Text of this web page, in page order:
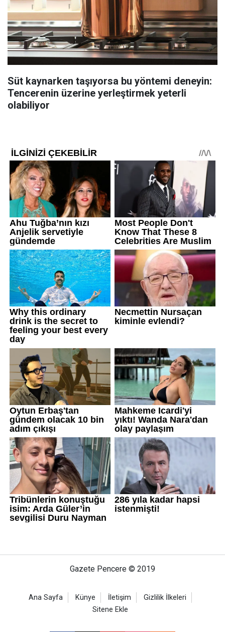
Süt kaynarken taşıyorsa bu yöntemi deneyin:
Tencerenin üzerine yerleştirmek yeterli
olabiliyor
Gazete Pencere © 2019
Ana Sayfa Künye İletişim
Gizlilik İlkeleri
Sitene Ekle